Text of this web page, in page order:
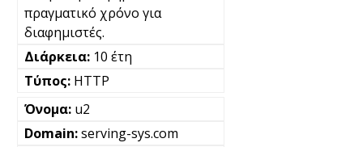
πραγματικό χρόνο για
διαφημιστές.
10 έτη
HTTP
u2
serving-sys.com